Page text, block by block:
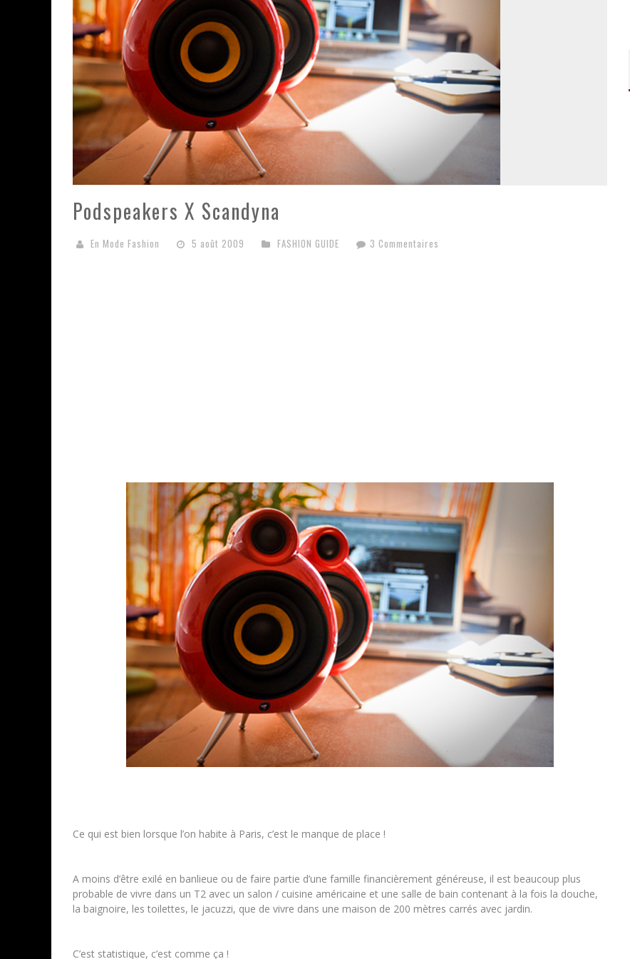
Podspeakers X Scandyna
En Mode Fashion 5 août 2009 FASHION GUIDE 3 Commentaires
Ce qui est bien lorsque l’on habite à Paris, c’est le manque de place !
A moins d’être exilé en banlieue ou de faire partie d’une famille financièrement généreuse, il est beaucoup plus
probable de vivre dans un T2 avec un salon / cuisine américaine et une salle de bain contenant à la fois la douche,
la baignoire, les toilettes, le jacuzzi, que de vivre dans une maison de 200 mètres carrés avec jardin.
C’est statistique, c’est comme ça !